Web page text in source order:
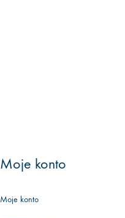
Moje konto
Moje konto